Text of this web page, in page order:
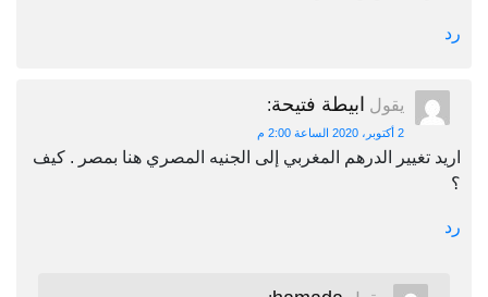
رد
يقول ابيطة فتيحة:
2 أكتوبر، 2020 الساعة 2:00 م
اريد تغيير الدرهم المغربي إلى الجنيه المصري هنا بمصر . كيف
؟
رد